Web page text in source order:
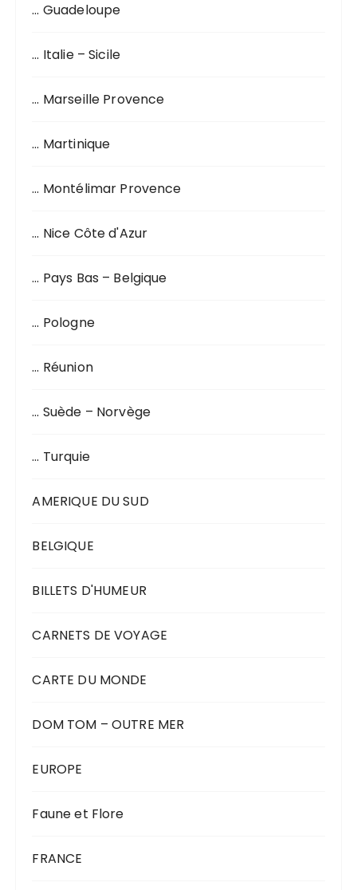
… Guadeloupe
… Italie – Sicile
… Marseille Provence
… Martinique
… Montélimar Provence
… Nice Côte d'Azur
… Pays Bas – Belgique
… Pologne
… Réunion
… Suède – Norvège
… Turquie
AMERIQUE DU SUD
BELGIQUE
BILLETS D'HUMEUR
CARNETS DE VOYAGE
CARTE DU MONDE
DOM TOM – OUTRE MER
EUROPE
Faune et Flore
FRANCE